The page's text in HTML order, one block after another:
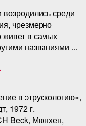
возродились среди
чрезмерно
живет в самых
названиями ...
в этрускологию»,
1972 г.
Beck, Мюнхен,